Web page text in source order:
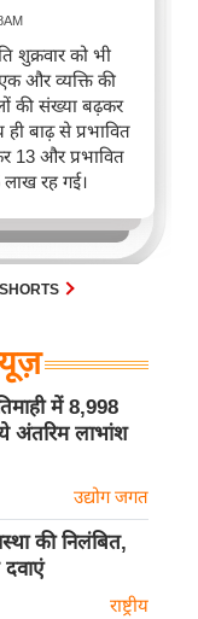
शुक्रवार को भी
और व्यक्ति की
की संख्या बढ़कर
बाढ़ से प्रभावित
13 और प्रभावित
रह गई।
में 8,998
अंतरिम लाभांश
उद्योग जगत
की निलंबित,
राष्ट्रीय